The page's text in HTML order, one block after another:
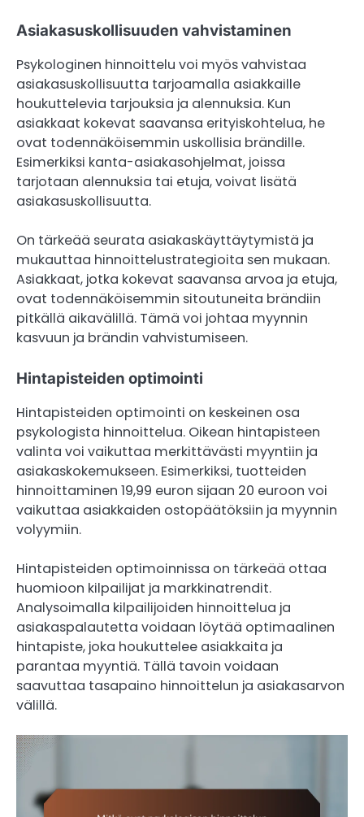
Asiakasuskollisuuden vahvistaminen
Psykologinen hinnoittelu voi myös vahvistaa
asiakasuskollisuutta tarjoamalla asiakkaille
houkuttelevia tarjouksia ja alennuksia. Kun
asiakkaat kokevat saavansa erityiskohtelua, he
ovat todennäköisemmin uskollisia brändille.
Esimerkiksi kanta-asiakasohjelmat, joissa
tarjotaan alennuksia tai etuja, voivat lisätä
asiakasuskollisuutta.
On tärkeää seurata asiakaskäyttäytymistä ja
mukauttaa hinnoittelustrategioita sen mukaan.
Asiakkaat, jotka kokevat saavansa arvoa ja etuja,
ovat todennäköisemmin sitoutuneita brändiin
pitkällä aikavälillä. Tämä voi johtaa myynnin
kasvuun ja brändin vahvistumiseen.
Hintapisteiden optimointi
Hintapisteiden optimointi on keskeinen osa
psykologista hinnoittelua. Oikean hintapisteen
valinta voi vaikuttaa merkittävästi myyntiin ja
asiakaskokemukseen. Esimerkiksi, tuotteiden
hinnoittaminen 19,99 euron sijaan 20 euroon voi
vaikuttaa asiakkaiden ostopäätöksiin ja myynnin
volyymiin.
Hintapisteiden optimoinnissa on tärkeää ottaa
huomioon kilpailijat ja markkinatrendit.
Analysoimalla kilpailijoiden hinnoittelua ja
asiakaspalautetta voidaan löytää optimaalinen
hintapiste, joka houkuttelee asiakkaita ja
parantaa myyntiä. Tällä tavoin voidaan
saavuttaa tasapaino hinnoittelun ja asiakasarvon
välillä.